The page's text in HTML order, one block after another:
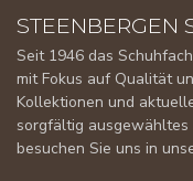
STEENBERGEN
Seit 1946 das
mit Fokus auf Qualität
Kollektionen und
sorgfältig ausgewähltes
besuchen Sie uns in